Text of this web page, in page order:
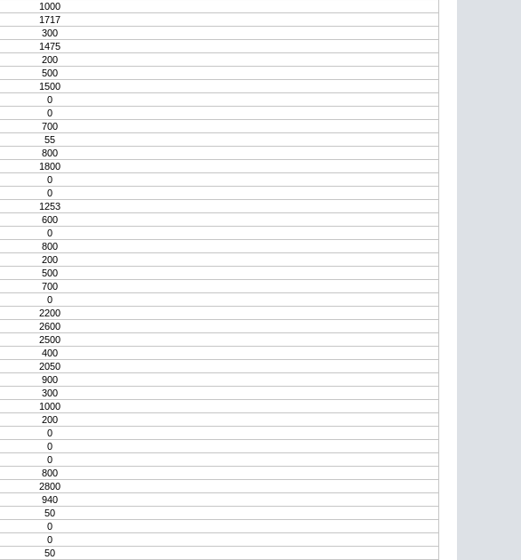
1000
1717
300
1475
200
500
1500
0
0
700
55
800
1800
0
0
1253
600
0
800
200
500
700
0
2200
2600
2500
400
2050
900
300
1000
200
0
0
0
800
2800
940
50
0
0
50